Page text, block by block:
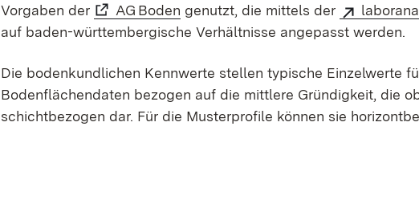
Vorgaben der
AG Boden genutzt, die mittels der
auf baden-württembergische Verhältnisse angepasst werden.
Die bodenkundlichen Kennwerte stellen typische Einzelwerte
Bodenflächendaten bezogen auf die mittlere Gründigkeit, die
schichtbezogen dar. Für die Musterprofile können sie